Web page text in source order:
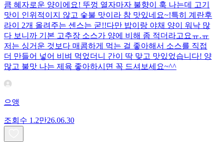
큼 혜자로운 양이에요! 뚜껑 열자마자 불향이 훅 나는데 고기
맛이 인위적이지 않고 숯불 맛이라 참 맛있네요~!특히 계란후
라이 2개 올려주는 센스는 굳!! ​다만 밥이랑 야채 양이 워낙 많
다 보니까 기본 고추장 소스가 양에 비해 좀 적더라고요ㅠ.ㅠ
저는 싱거운 것보다 매콤하게 먹는 걸 좋아해서 소스를 직접
더 만들어 넣어 비벼 먹었더니 간이 딱 맞고 맛있었습니다! 양
많고 불맛 나는 제육 좋아하시면 꼭 드셔보세요~^^
으앵
조회수 1.2만26.06.30